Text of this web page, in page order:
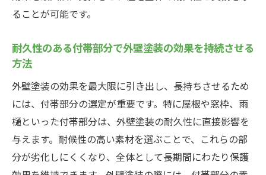
ることが可能です。
耐久性のある付帯部分で外壁塗装の効果を持続させる
方法
外壁塗装の効果を最大限に引き出し、長持ちさせるため
には、付帯部分の選定が重要です。特に屋根や窓枠、雨
樋といった付帯部分は、外壁塗装の耐久性に直接影響を
与えます。耐候性の高い素材を選ぶことで、これらの部
分が劣化しにくくなり、全体として長期間にわたり保護